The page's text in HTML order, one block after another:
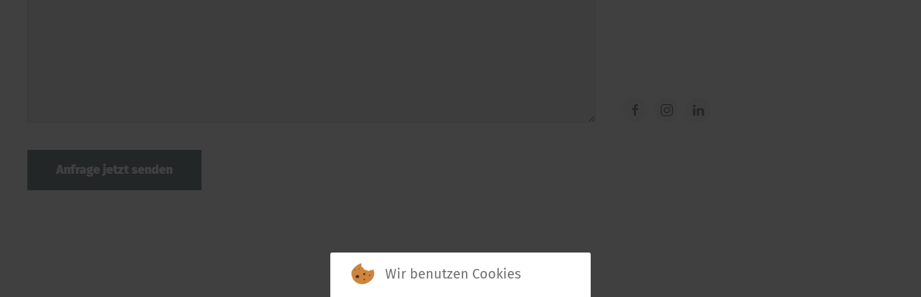
Anfrage jetzt senden
Wir benutzen Cookies